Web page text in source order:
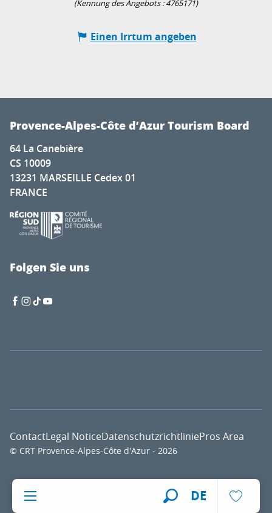
DE
(Kennung des Angebots :4765171)
Einen Irrtum angeben
Provence-Alpes-Côte d’Azur Tourism Board
64 La Canebière
CS 10009
13231 MARSEILLE Cedex 01
FRANCE
Folgen Sie uns
© CRT Provence-Alpes-Côte d'Azur - 2026
ContactLegal NoticeDatenschutzrichtliniePros Area